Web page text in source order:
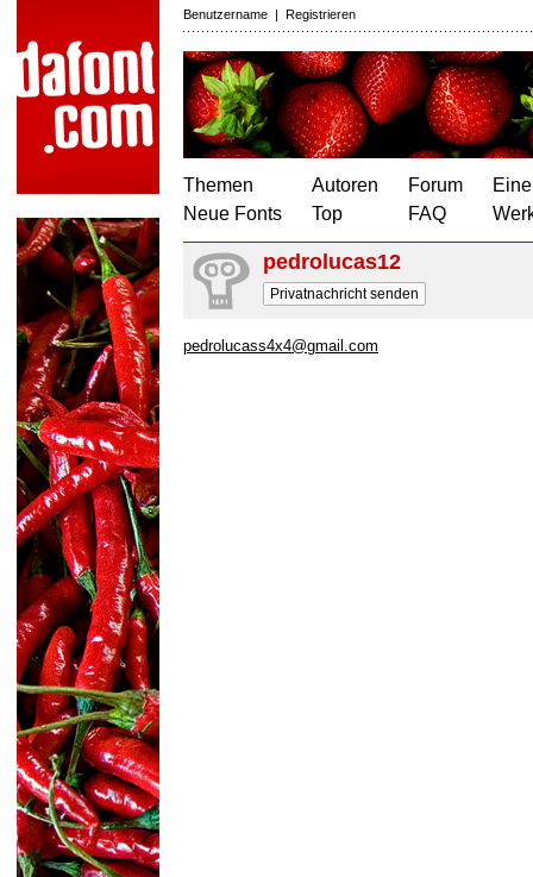
Benutzername | Registrieren
Themen
Neue Fonts
Autoren
Top
Forum
FAQ
pedrolucas12
Privatnachricht senden
pedrolucass4x4@gmail.com